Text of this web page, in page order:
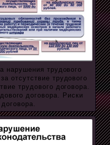
нарушения трудового
отсутствие трудового
трудового договора.
договора. Риски